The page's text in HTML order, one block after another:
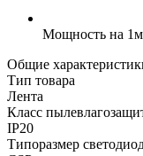
Мощность на 1м
Общие
Тип товара
Лента
Класс
IP20
Типоразмер